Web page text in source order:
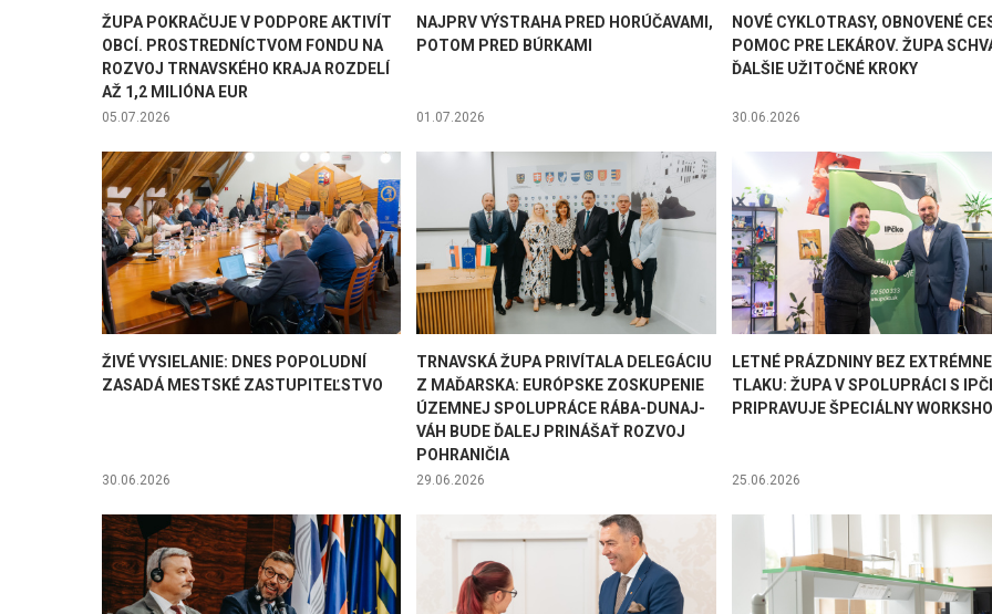
ŽUPA POKRAČUJE V PODPORE AKTIVÍT
OBCÍ. PROSTREDNÍCTVOM FONDU NA
ROZVOJ TRNAVSKÉHO KRAJA ROZDELÍ
AŽ 1,2 MILIÓNA EUR
05.07.2026
NAJPRV VÝSTRAHA PRED HORÚČAVAMI,
POTOM PRED BÚRKAMI
01.07.2026
NOVÉ CYKLOTRASY, OBNOVENÉ
POMOC PRE LEKÁROV. ŽUPA
ĎALŠIE UŽITOČNÉ KROKY
30.06.2026
ŽIVÉ VYSIELANIE: DNES POPOLUDNÍ
ZASADÁ MESTSKÉ ZASTUPITEĽSTVO
30.06.2026
TRNAVSKÁ ŽUPA PRIVÍTALA DELEGÁCIU
Z MAĎARSKA: EURÓPSKE ZOSKUPENIE
ÚZEMNEJ SPOLUPRÁCE RÁBA-DUNAJ-
VÁH BUDE ĎALEJ PRINÁŠAŤ ROZVOJ
POHRANIČIA
29.06.2026
LETNÉ PRÁZDNINY BEZ
TLAKU: ŽUPA V SPOLUPRÁCI S
PRIPRAVUJE ŠPECIÁLNY
25.06.2026